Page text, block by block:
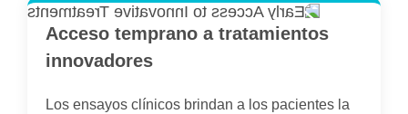
Acceso temprano a tratamientos
innovadores
Los ensayos clínicos brindan a los pacientes la